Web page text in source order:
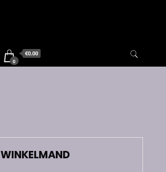
0
€0.00
WINKELMAND